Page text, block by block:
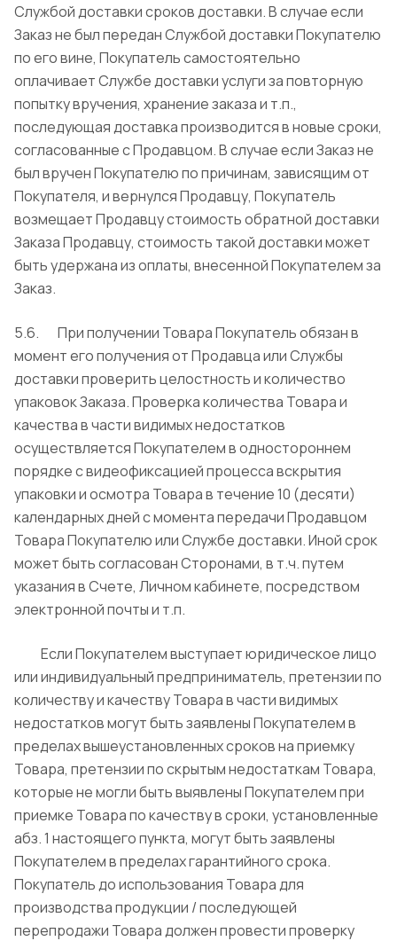
Службой доставки сроков доставки. В случае если
Заказ не был передан Службой доставки Покупателю
по его вине, Покупатель самостоятельно
оплачивает Службе доставки услуги за повторную
попытку вручения, хранение заказа и т.п.,
последующая доставка производится в новые сроки,
согласованные с Продавцом. В случае если Заказ не
был вручен Покупателю по причинам, зависящим от
Покупателя, и вернулся Продавцу, Покупатель
возмещает Продавцу стоимость обратной доставки
Заказа Продавцу, стоимость такой доставки может
быть удержана из оплаты, внесенной Покупателем за
Заказ.
5.6. При получении Товара Покупатель обязан в
момент его получения от Продавца или Службы
доставки проверить целостность и количество
упаковок Заказа. Проверка количества Товара и
качества в части видимых недостатков
осуществляется Покупателем в одностороннем
порядке с видеофиксацией процесса вскрытия
упаковки и осмотра Товара в течение 10 (десяти)
календарных дней с момента передачи Продавцом
Товара Покупателю или Службе доставки. Иной срок
может быть согласован Сторонами, в т.ч. путем
указания в Счете, Личном кабинете, посредством
электронной почты и т.п.
Если Покупателем выступает юридическое лицо
или индивидуальный предприниматель, претензии по
количеству и качеству Товара в части видимых
недостатков могут быть заявлены Покупателем в
пределах вышеустановленных сроков на приемку
Товара, претензии по скрытым недостаткам Товара,
которые не могли быть выявлены Покупателем при
приемке Товара по качеству в сроки, установленные
абз. 1 настоящего пункта, могут быть заявлены
Покупателем в пределах гарантийного срока.
Покупатель до использования Товара для
производства продукции / последующей
перепродажи Товара должен провести проверку